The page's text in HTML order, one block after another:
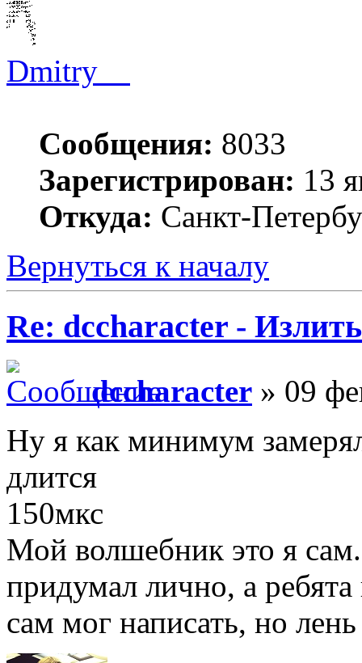
Dmitry__
Сообщения: 8033
Зарегистрирован: 13
Откуда: Санкт-
Вернуться к началу
Re: dccharacter -
dccharacter » 09
Ну я как минимум
длится
150мкс
Мой волшебник это я
придумал лично, а
сам мог написать, но